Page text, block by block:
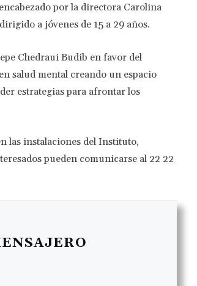
encabezado por la directora Carolina
a jóvenes de 15 a 29 años.
Chedraui Budib en favor del
salud mental creando un espacio
estrategias para afrontar los
las instalaciones del Instituto,
pueden comunicarse al 22 22